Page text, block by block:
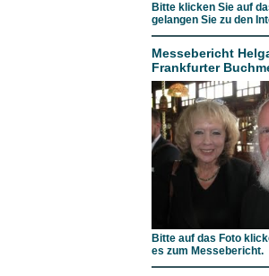
Bitte klicken Sie auf
gelangen Sie zu den
Messebericht
Frankfurter
Bitte auf das Foto
es zum Messebericht.